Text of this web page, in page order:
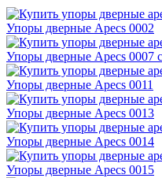
Упоры дверные Apecs 0002
Упоры дверные Apecs 0007
Упоры дверные Apecs 0011
Упоры дверные Apecs 0013
Упоры дверные Apecs 0014
Упоры дверные Apecs 0015